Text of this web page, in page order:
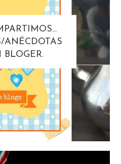
ANÉCDOTAS
BLOGER.